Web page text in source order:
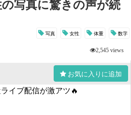
写真に驚きの声が続
写真 女性 体重 数字
2,545 views
お気に入りに追加
イブ配信が激アツ🔥